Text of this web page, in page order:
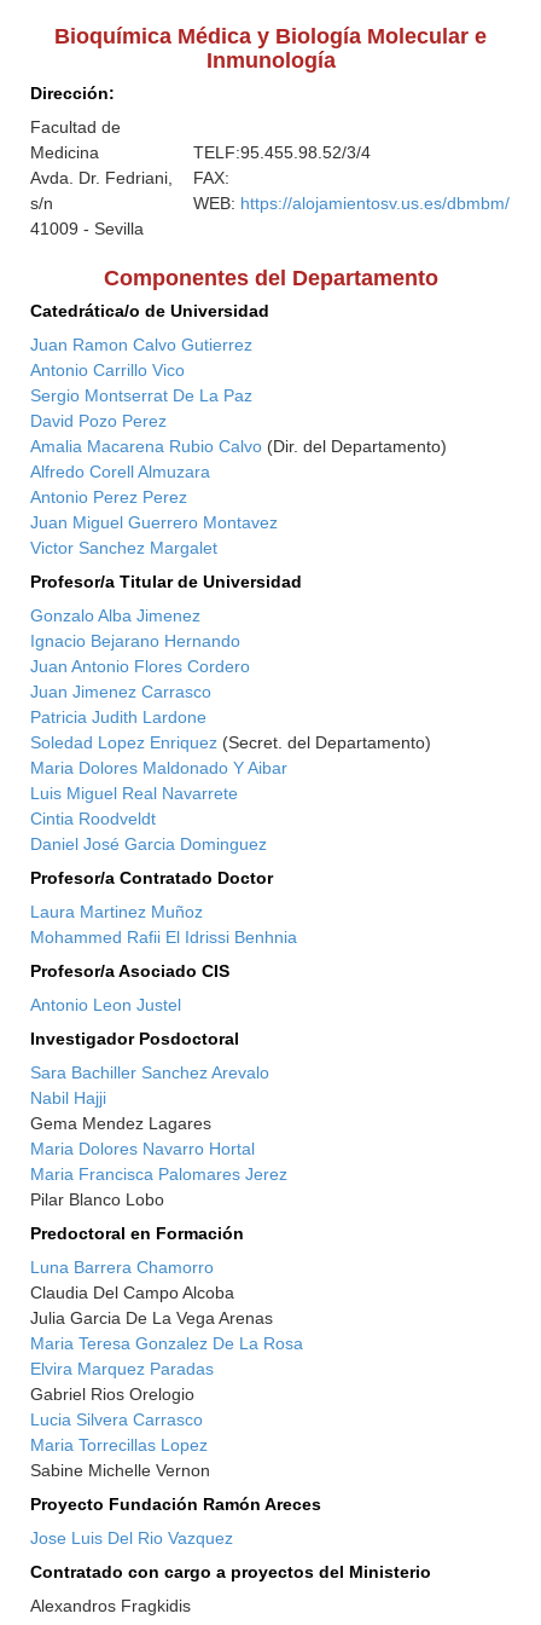
Bioquímica Médica y Biología Molecular e
Inmunología
Dirección:
Facultad de
Medicina
Avda. Dr. Fedriani,
s/n
41009 - Sevilla
TELF:95.455.98.52/3/4
FAX:
WEB: https://alojamientosv.us.es/dbmbm/
Componentes del Departamento
Catedrática/o de Universidad
Juan Ramon Calvo Gutierrez
Antonio Carrillo Vico
Sergio Montserrat De La Paz
David Pozo Perez
Amalia Macarena Rubio Calvo (Dir. del Departamento)
Alfredo Corell Almuzara
Antonio Perez Perez
Juan Miguel Guerrero Montavez
Victor Sanchez Margalet
Profesor/a Titular de Universidad
Gonzalo Alba Jimenez
Ignacio Bejarano Hernando
Juan Antonio Flores Cordero
Juan Jimenez Carrasco
Patricia Judith Lardone
Soledad Lopez Enriquez (Secret. del Departamento)
Maria Dolores Maldonado Y Aibar
Luis Miguel Real Navarrete
Cintia Roodveldt
Daniel José Garcia Dominguez
Profesor/a Contratado Doctor
Laura Martinez Muñoz
Mohammed Rafii El Idrissi Benhnia
Profesor/a Asociado CIS
Antonio Leon Justel
Investigador Posdoctoral
Sara Bachiller Sanchez Arevalo
Nabil Hajji
Gema Mendez Lagares
Maria Dolores Navarro Hortal
Maria Francisca Palomares Jerez
Pilar Blanco Lobo
Predoctoral en Formación
Luna Barrera Chamorro
Claudia Del Campo Alcoba
Julia Garcia De La Vega Arenas
Maria Teresa Gonzalez De La Rosa
Elvira Marquez Paradas
Gabriel Rios Orelogio
Lucia Silvera Carrasco
Maria Torrecillas Lopez
Sabine Michelle Vernon
Proyecto Fundación Ramón Areces
Jose Luis Del Rio Vazquez
Contratado con cargo a proyectos del Ministerio
Alexandros Fragkidis